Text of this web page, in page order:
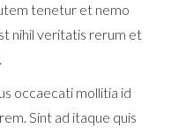
tenetur et nemo
nihil veritatis rerum et
occaecati mollitia id
Sint ad itaque quis